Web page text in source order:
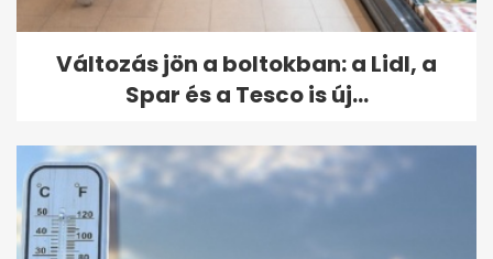
Változás jön a boltokban: a Lidl, a
Spar és a Tesco is új...